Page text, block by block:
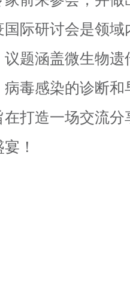
际研讨会是领
题涵盖微生物
毒感染的诊断
打造一场交流
！